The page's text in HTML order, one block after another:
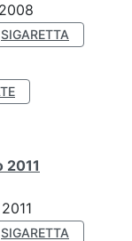
SIGARETTA
2011
SIGARETTA